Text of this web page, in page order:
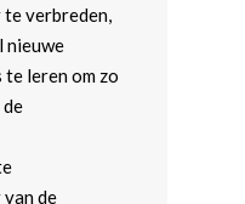
verbreden,
nieuwe
leren om zo
de